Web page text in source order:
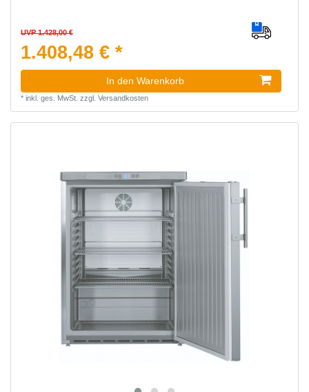
UVP 1.428,00 €
1.408,48 € *
In den Warenkorb
* inkl. ges. MwSt. zzgl. Versandkosten